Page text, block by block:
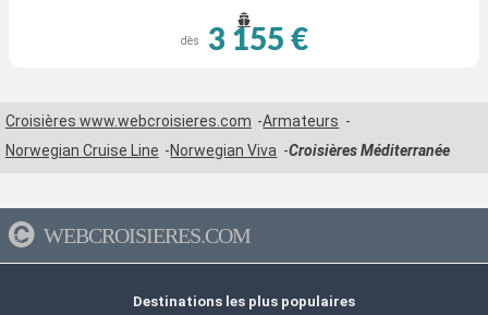
dès 3 155 €
Croisières www.webcroisieres.com
Armateurs
Norwegian Cruise Line
Norwegian Viva Croisières Méditerranée
WEBCROISIERES.COM
Destinations les plus populaires